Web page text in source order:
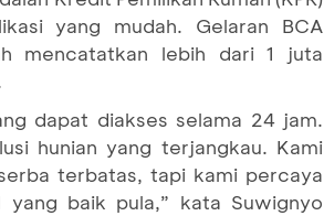
yang mudah. Gelaran BCA
mencatatkan lebih dari 1 juta
dapat diakses selama 24 jam.
hunian yang terjangkau. Kami
terbatas, tapi kami percaya
baik pula,” kata Suwignyo